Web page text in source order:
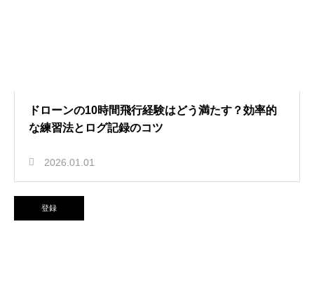
ドローンの10時間飛行経験はどう満たす？効率的
な練習法とログ記録のコツ
2026.01.01
登録